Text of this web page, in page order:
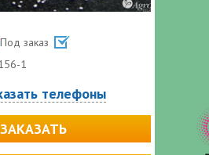
Под заказ
1
телефоны
ЗАКАЗАТЬ